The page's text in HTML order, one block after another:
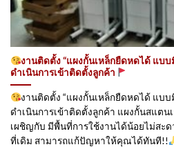
งานติดตั้ง “แผงกั้นเหล็กยืดหดได้ แบบ
ดำเนินการเข้าติดตั้ง​ลูกค้า
งานติดตั้ง “แผงกั้นเหล็กยืดหดได้ แบบ
ดำเนินการเข้าติดตั้ง​ลูกค้า แผงกั้นสแตน
เผชิญกับ มีพื้นที่การใช้งานได้น้อยไม่สะ
ที่เดิม สามารถแก้ปัญหาให้คุณได้ทันที!!